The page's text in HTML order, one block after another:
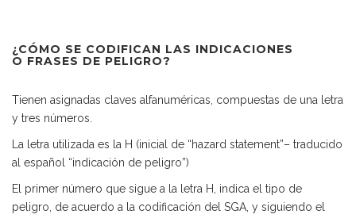
¿CÓMO SE CODIFICAN LAS INDICACIONES
O FRASES DE PELIGRO?
Tienen asignadas claves alfanuméricas, compuestas de una letra
y tres números.
La letra utilizada es la H (inicial de “hazard statement”– traducido
al español “indicación de peligro”)
El primer número que sigue a la letra H, indica el tipo de
peligro, de acuerdo a la codificación del SGA, y siguiendo el